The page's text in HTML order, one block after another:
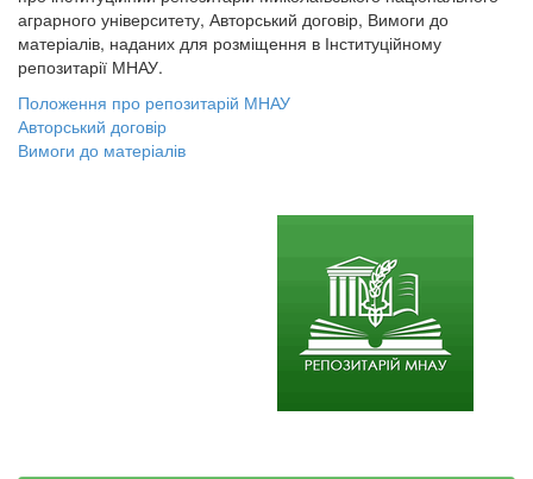
аграрного університету, Авторський договір, Вимоги до
матеріалів, наданих для розміщення в Інституційному
репозитарії МНАУ.
Положення про репозитарій МНАУ
Авторський договір
Вимоги до матеріалів